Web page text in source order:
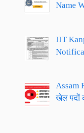
Name
IIT
Assam
खेल पदों